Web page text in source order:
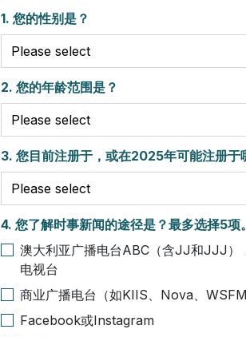
1. 您的性别是？
2. 您的年龄范围是？
3. 您目前注册于，或在2025年可能注册于
4. 您了解时事新闻的途径是？最多选择5项。
澳大利亚广播电台ABC（含JJ和JJJ）
电视台
商业广播电台（如KIIS、Nova、WSFM
Facebook或Instagram